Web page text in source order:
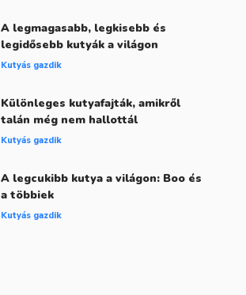
A legmagasabb, legkisebb és
legidősebb kutyák a világon
Kutyás gazdik
Különleges kutyafajták, amikről
talán még nem hallottál
Kutyás gazdik
A legcukibb kutya a világon: Boo és
a többiek
Kutyás gazdik